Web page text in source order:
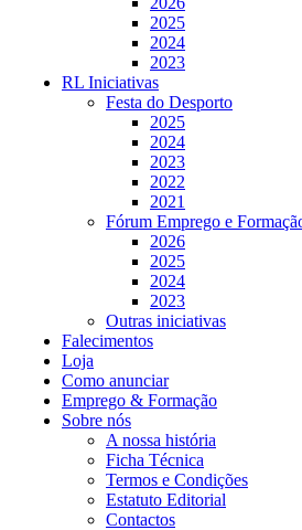
2025
2024
2023
RL Iniciativas
Festa do Desporto
2025
2024
2023
2022
2021
Fórum Emprego e
2026
2025
2024
2023
Outras iniciativas
Falecimentos
Loja
Como anunciar
Emprego & Formação
Sobre nós
A nossa história
Ficha Técnica
Termos e Condições
Estatuto Editorial
Contactos